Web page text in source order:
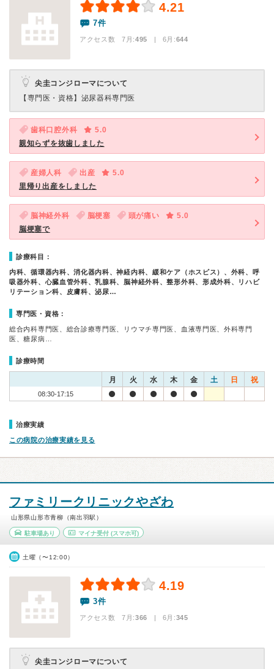
4.21
7件
アクセス数 7月:495 | 6月:644
尖圭コンジローマについて
【専門医・資格】 泌尿器科専門医
歯科口腔外科
5.0
親知らずを抜歯しました
産婦人科 出産
5.0
里帰り出産をしました
脳神経外科 脳梗塞 頭が痛い
5.0
脳梗塞で
診療科目：
内科、循環器内科、消化器内科、神経内科、緩和ケア（ホスピス）、外科、呼
吸器外科、心臓血管外科、乳腺科、脳神経外科、整形外科、形成外科、リハビ
リテーション科、皮膚科、泌尿…
専門医・資格：
総合内科専門医、総合診療専門医、リウマチ専門医、血液専門医、外科専門
医、糖尿病…
診療時間
月 火 水 木 金 土 日 祝
08:30-17:15
治療実績
この病院の治療実績を見る
ファミリークリニックやざわ
山形県山形市青柳（南出羽駅）
駐車場あり マイナ受付(スマホ可)
土曜（〜12:00）
4.19
3件
アクセス数 7月:366 | 6月:345
尖圭コンジローマについて